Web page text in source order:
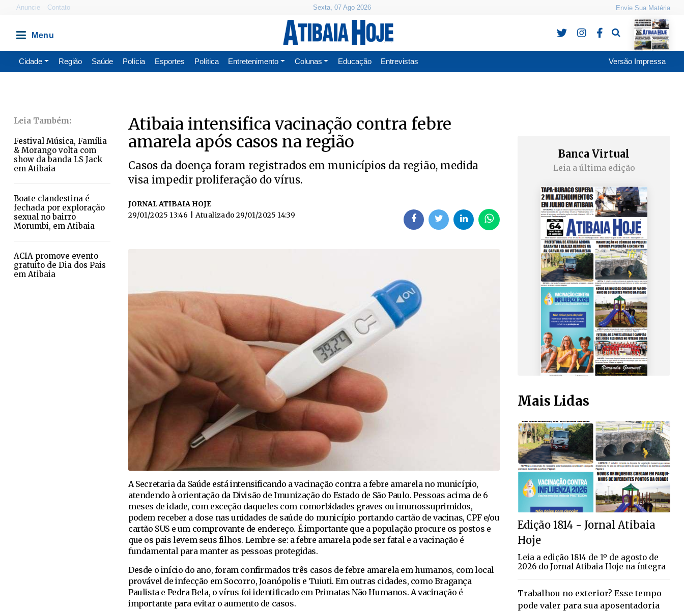
Anuncie Contato Sexta, 07 Ago 2026 Envie Sua Matéria
Pesquisa
Cidade Região Saúde Polícia Esportes Política Entretenimento Colunas Educação Entrevistas Versão Impressa
Festival Música, Família
& Morango volta com
show da banda LS Jack
em Atibaia
Boate clandestina é
fechada por exploração
sexual no bairro
Morumbi, em Atibaia
ACIA promove evento
gratuito de Dia dos Pais
em Atibaia
Atibaia intensifica vacinação contra febre
amarela após casos na região
Casos da doença foram registrados em municípios da região, medida
visa impedir proliferação do vírus.
JORNAL ATIBAIA HOJE
29/01/2025 13:46
| Atualizado 29/01/2025 14:39
A Secretaria da Saúde está intensificando a vacinação contra a febre amarela no município,
atendendo à orientação da Divisão de Imunização do Estado de São Paulo. Pessoas acima de 6
meses de idade, com exceção daqueles com comorbidades graves ou imunossuprimidos,
podem receber a dose nas unidades de saúde do município portando cartão de vacinas, CPF e/ou
cartão SUS e um comprovante de endereço. É importante que a população procure os postos e
que os pais levem seus filhos. Lembre-se: a febre amarela pode ser fatal e a vacinação é
fundamental para manter as pessoas protegidas.
Desde o início do ano, foram confirmados três casos de febre amarela em humanos, com local
provável de infecção em Socorro, Joanópolis e Tuiuti. Em outras cidades, como Bragança
Paulista e Pedra Bela, o vírus foi identificado em Primatas Não Humanos. A vacinação é
importante para evitar o aumento de casos.
Banca Virtual
Leia a última edição
Mais Lidas
Edição 1814 - Jornal Atibaia
Hoje
Leia a edição 1814 de 1º de agosto de
2026 do Jornal Atibaia Hoje na íntegra
Trabalhou no exterior? Esse tempo
pode valer para sua aposentadoria